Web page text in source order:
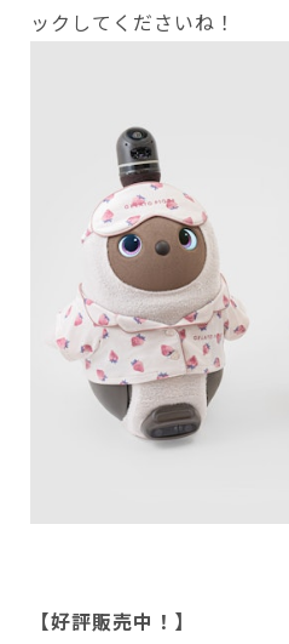
ックしてくださいね！
【好評販売中！】